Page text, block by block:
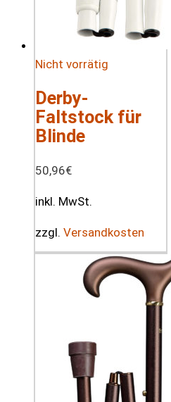
Nicht vorrätig
Derby-
Faltstock für
Blinde
50,96€
inkl. MwSt.
zzgl. Versandkosten